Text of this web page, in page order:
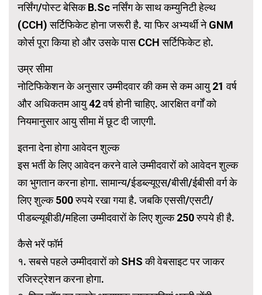
नर्सिंग/पोस्ट बेसिक B.Sc नर्सिंग के साथ कम्युनिटी हेल्थ
(CCH) सर्टिफिकेट होना जरूरी है. या फिर अभ्यर्थी ने GNM
कोर्स पूरा किया हो और उसके पास CCH सर्टिफिकेट हो.
उम्र सीमा
नोटिफिकेशन के अनुसार उम्मीदवार की कम से कम आयु 21 वर्ष
और अधिकतम आयु 42 वर्ष होनी चाहिए. आरक्षित वर्गों को
नियमानुसार आयु सीमा में छूट दी जाएगी.
इतना देना होगा आवेदन शुल्क
इस भर्ती के लिए आवेदन करने वाले उम्मीदवारों को आवेदन शुल्क
का भुगतान करना होगा. सामान्य/ईडब्ल्यूएस/बीसी/ईबीसी वर्ग के
लिए शुल्क 500 रुपये रखा गया है. जबकि एससी/एसटी/
पीडब्ल्यूबीडी/महिला उम्मीदवारों के लिए शुल्क 250 रुपये ही है.
कैसे भरें फॉर्म
१. सबसे पहले उम्मीदवारों को SHS की वेबसाइट पर जाकर
रजिस्ट्रेशन करना होगा.